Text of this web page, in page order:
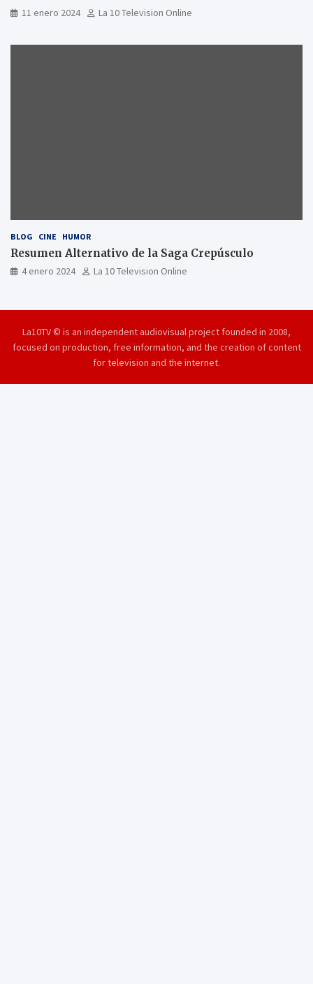
11 enero 2024 La 10 Television Online
BLOG CINE HUMOR
Resumen Alternativo de la Saga Crepúsculo
4 enero 2024 La 10 Television Online
La10TV © is an independent audiovisual project founded in 2008,
focused on production, free information, and the creation of content
for television and the internet.